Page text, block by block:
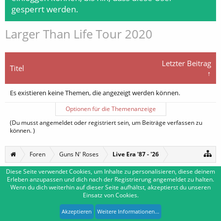
gesperrt werden.
Larger Than Life Tour 2020
Titel
Letzter Beitrag
↑
Es existieren keine Themen, die angezeigt werden können.
Optionen für die Themenanzeige
(Du musst angemeldet oder registriert sein, um Beiträge verfassen zu
können. )
Foren Guns N' Roses Live Era '87 - '26
Deutsch [Du] Kontakt
Impressum Nutzungsbedingungen
Forum software by XenForo™|Media embeds by s9e-Deutsch von xenDach
XenForo style by Pixel Exit
Diese Seite verwendet Cookies, um Inhalte zu personalisieren, diese deinem
Erleben anzupassen und dich nach der Registrierung angemeldet zu halten.
Wenn du dich weiterhin auf dieser Seite aufhältst, akzeptierst du unseren
Einsatz von Cookies.
Akzeptieren Weitere Informationen...